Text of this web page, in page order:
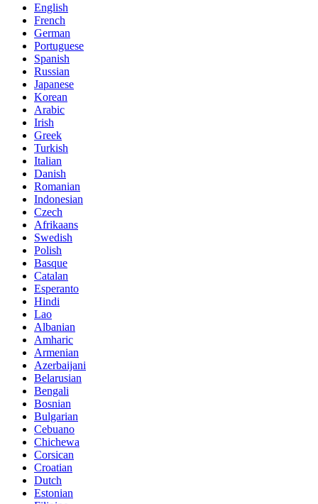
English
French
German
Portuguese
Spanish
Russian
Japanese
Korean
Arabic
Irish
Greek
Turkish
Italian
Danish
Romanian
Indonesian
Czech
Afrikaans
Swedish
Polish
Basque
Catalan
Esperanto
Hindi
Lao
Albanian
Amharic
Armenian
Azerbaijani
Belarusian
Bengali
Bosnian
Bulgarian
Cebuano
Chichewa
Corsican
Croatian
Dutch
Estonian